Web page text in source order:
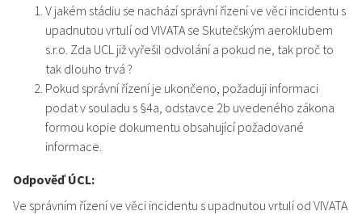
V jakém stádiu se nachází správní řízení ve věci incidentu s
upadnutou vrtulí od VIVATA se Skutečským aeroklubem
s.r.o. Zda UCL již vyřešil odvolání a pokud ne, tak proč to
tak dlouho trvá ?
Pokud správní řízení je ukončeno, požaduji informaci
podat v souladu s §4a, odstavce 2b uvedeného zákona
formou kopie dokumentu obsahující požadované
informace.
Odpověď ÚCL:
Ve správním řízení ve věci incidentu s upadnutou vrtulí od VIVATA